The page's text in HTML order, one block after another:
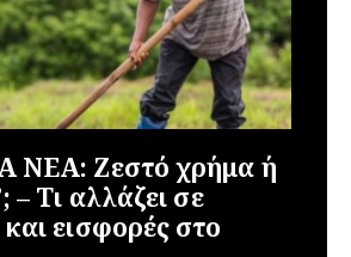
ΝΕΑ: Ζεστό χρήμα ή
– Τι αλλάζει σε
εισφορές στο